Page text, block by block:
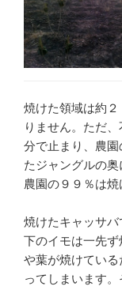
焼けた領域は約
りません。ただ
分で止まり、農
たジャングルの奥
農園の９９％は焼
焼けたキャッサ
下のイモは一先
や葉が焼けてい
ってしまいます